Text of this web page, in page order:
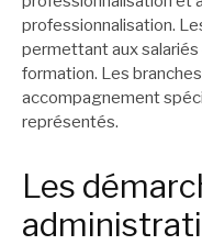
professionnalisation.
permettant aux salariés
formation. Les
accompagnement
représentés.
Les